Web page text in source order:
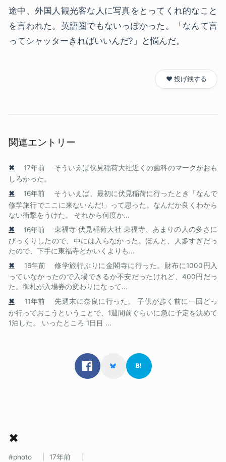
途中、外国人観光客な人に写真をとってくれ的なこと
を言われた。英語圏でもないっぽかった。「なんて言
ってシャッターきればいいんだ?」と悩んだ。
❤️ 投げ銭する
関連エントリー
✖ 17年前
そういえば伏見稲荷大社近くの歯科のマークがおも
しろかった。
✖
16年前
そういえば、最初に伏見稲荷に行ったとき「なんで
修学旅行でここに来ないんだ!」って思った。なんだか良くわから
ない衝撃をうけた。 それから何度か...
✖
16年前
東福寺 伏見稲荷大社 東福寺、あまりの人の多さに
びっくりしたので、中には入らなかった。ほんと、人多すぎだっ
たので、下手に東福寺とかいくよりも...
✖
16年前
修学旅行ぶりに金閣寺に行った。財布に1000円入
っていなかったので入場できるか不安だったけれど、400円だっ
た。御札が入場券の変わりになって...
✖
11年前
先週末に奈良に行った。 子供が歩く前に一回どっ
か行っておこうということで、1週間前ぐらいに急に予定を決めて
1泊した。 いったところ 1日目 ...
✖
photo 17年前